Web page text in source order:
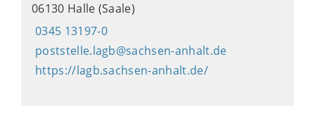
06130 Halle (Saale)
0345 13197-0
poststelle.lagb@sachsen-anhalt.de
https://lagb.sachsen-anhalt.de/